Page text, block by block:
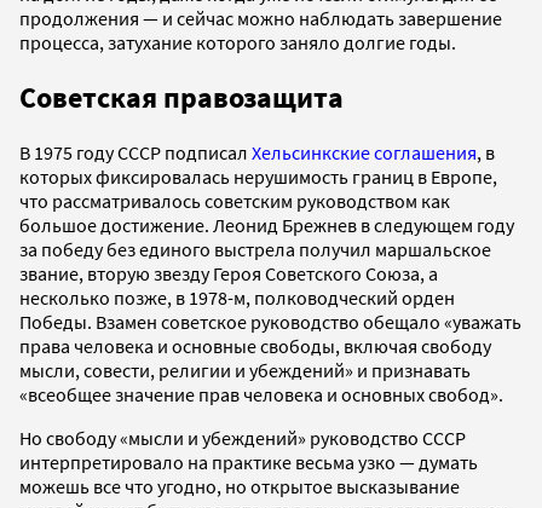
продолжения — и сейчас можно наблюдать завершение
процесса, затухание которого заняло долгие годы.
Советская правозащита
В 1975 году СССР подписал Хельсинкские соглашения, в
которых фиксировалась нерушимость границ в Европе,
что рассматривалось советским руководством как
большое достижение. Леонид Брежнев в следующем году
за победу без единого выстрела получил маршальское
звание, вторую звезду Героя Советского Союза, а
несколько позже, в 1978-м, полководческий орден
Победы. Взамен советское руководство обещало «уважать
права человека и основные свободы, включая свободу
мысли, совести, религии и убеждений» и признавать
«всеобщее значение прав человека и основных свобод».
Но свободу «мысли и убеждений» руководство СССР
интерпретировало на практике весьма узко — думать
можешь все что угодно, но открытое высказывание